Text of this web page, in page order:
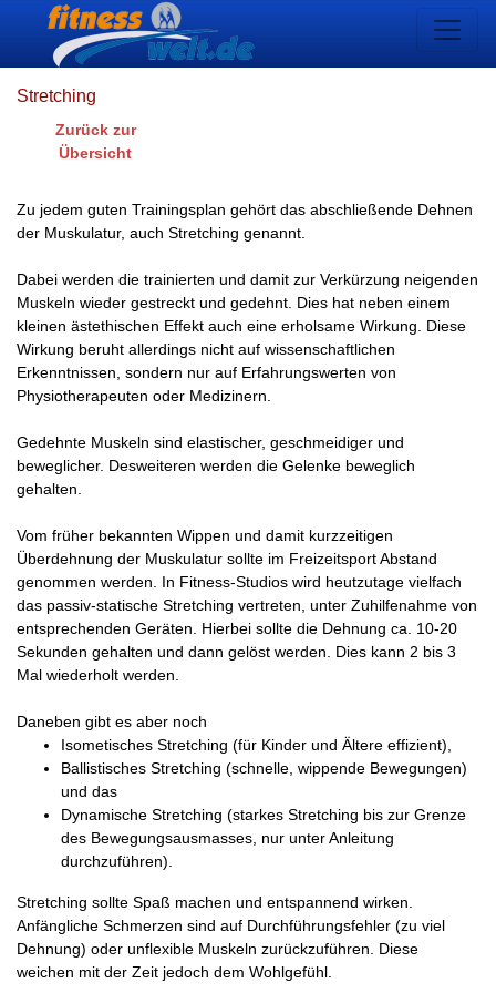
Stretching
Zurück zur
Übersicht
Zu jedem guten Trainingsplan gehört das abschließende Dehnen
der Muskulatur, auch Stretching genannt.
Dabei werden die trainierten und damit zur Verkürzung neigenden
Muskeln wieder gestreckt und gedehnt. Dies hat neben einem
kleinen ästethischen Effekt auch eine erholsame Wirkung. Diese
Wirkung beruht allerdings nicht auf wissenschaftlichen
Erkenntnissen, sondern nur auf Erfahrungswerten von
Physiotherapeuten oder Medizinern.
Gedehnte Muskeln sind elastischer, geschmeidiger und
beweglicher. Desweiteren werden die Gelenke beweglich
gehalten.
Vom früher bekannten Wippen und damit kurzzeitigen
Überdehnung der Muskulatur sollte im Freizeitsport Abstand
genommen werden. In Fitness-Studios wird heutzutage vielfach
das passiv-statische Stretching vertreten, unter Zuhilfenahme von
entsprechenden Geräten. Hierbei sollte die Dehnung ca. 10-20
Sekunden gehalten und dann gelöst werden. Dies kann 2 bis 3
Mal wiederholt werden.
Daneben gibt es aber noch
Isometisches Stretching (für Kinder und Ältere effizient),
Ballistisches Stretching (schnelle, wippende Bewegungen)
und das
Dynamische Stretching (starkes Stretching bis zur Grenze
des Bewegungsausmasses, nur unter Anleitung
durchzuführen).
Stretching sollte Spaß machen und entspannend wirken.
Anfängliche Schmerzen sind auf Durchführungsfehler (zu viel
Dehnung) oder unflexible Muskeln zurückzuführen. Diese
weichen mit der Zeit jedoch dem Wohlgefühl.